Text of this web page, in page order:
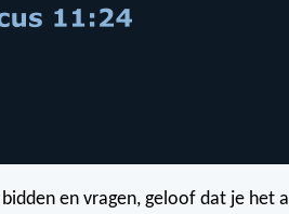
en vragen, geloof dat je het